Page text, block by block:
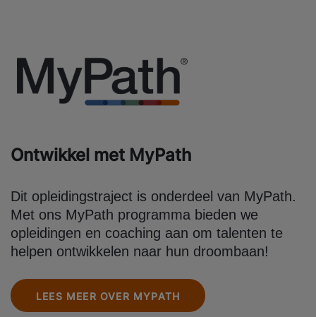
Ontwikkel met MyPath
Dit opleidingstraject is onderdeel van MyPath.
Met ons MyPath programma bieden we
opleidingen en coaching aan om talenten te
helpen ontwikkelen naar hun droombaan!
LEES MEER OVER MYPATH